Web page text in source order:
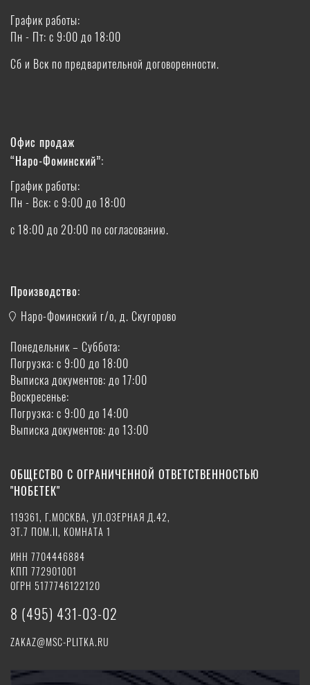
График работы:
Пн - Пт: с 9:00 до 18:00
Сб и Вск по предварительной договоренности.
Офис продаж
“Наро-Фоминский”:
График работы:
Пн - Вск: с 9:00 до 18:00
с 18:00 до 20:00 по согласованию.
Производство:
Наро-Фоминский г/о, д. Скугорово
Понедельник – Суббота:
Погрузка: с 9:00 до 18:00
Выписка документов: до 17:00
Воскресенье:
Погрузка: с 9:00 до 14:00
Выписка документов: до 13:00
ОБЩЕСТВО С ОГРАНИЧЕННОЙ ОТВЕТСТВЕННОСТЬЮ
"НОБЕТЕК"
119361, Г.МОСКВА, УЛ.ОЗЕРНАЯ Д.42,
ЭТ.7 ПОМ.II, КОМНАТА 1
ИНН 7704446884
КПП 772901001
ОГРН 5177746122120
8 (495) 431-03-02
ZAKAZ@MSC-PLITKA.RU